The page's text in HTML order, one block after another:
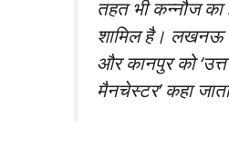
तहत भी कन्नौज
शामिल है। लखनऊ
और कानपुर को
मैनचेस्टर’ कहा